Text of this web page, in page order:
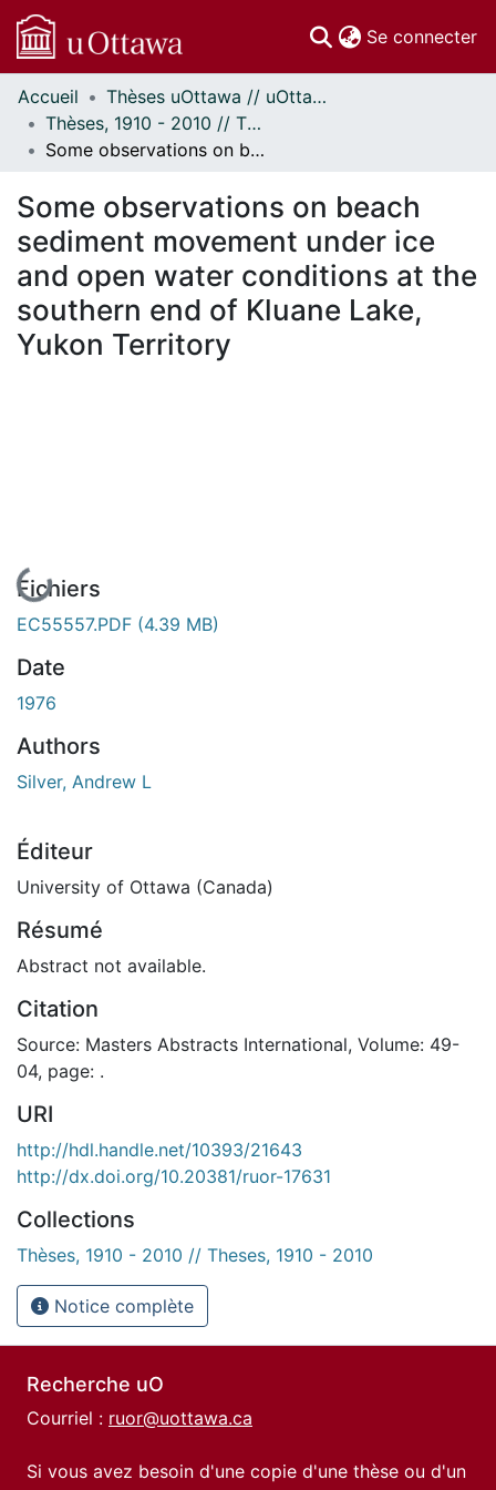
Se connecter
Communautés
et collections
Parcourir
À propos
Accueil
Thèses uOttawa // uOttawa Theses
Thèses, 1910 - 2010 // Theses, 1910 - 2010
Some observations on beach sediment movement under ice and open water conditions at the southern end of Kluane Lake, Yukon Territory
Some observations on beach
sediment movement under ice
and open water conditions at the
southern end of Kluane Lake,
Yukon Territory
En cours de chargement...
Fichiers
EC55557.PDF (4.39 MB)
Date
1976
Authors
Silver, Andrew L
Éditeur
University of Ottawa (Canada)
Résumé
Abstract not available.
Citation
Source: Masters Abstracts International, Volume: 49-
04, page: .
URI
http://hdl.handle.net/10393/21643
http://dx.doi.org/10.20381/ruor-17631
Collections
Thèses, 1910 - 2010 // Theses, 1910 - 2010
Notice complète
Recherche uO
Courriel : ruor@uottawa.ca
Si vous avez besoin d'une copie d'une thèse ou d'un